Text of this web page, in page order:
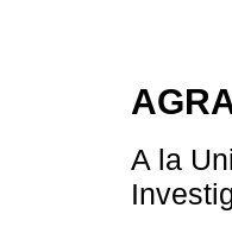
A la